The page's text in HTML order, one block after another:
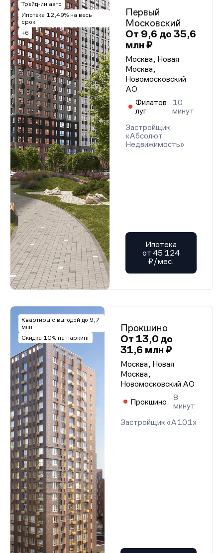
Трейд-ин авто
Ипотека 12,49% на весь
срок
+6
Первый
Московский
От 9,6 до 35,6
млн ₽
Москва, Новая
Москва,
Новомосковский
АО
Филатов
луг
10
минут
Застройщик
«Абсолют
Недвижимость»
Ипотека
от 45 124
₽/мес.
Квартиры с выгодой до 9,7
млн
Скидка 10% на паркинг
Прокшино
От 13,0 до
31,6 млн ₽
Москва, Новая
Москва,
Новомосковский АО
Прокшино
8
минут
Застройщик «А101»